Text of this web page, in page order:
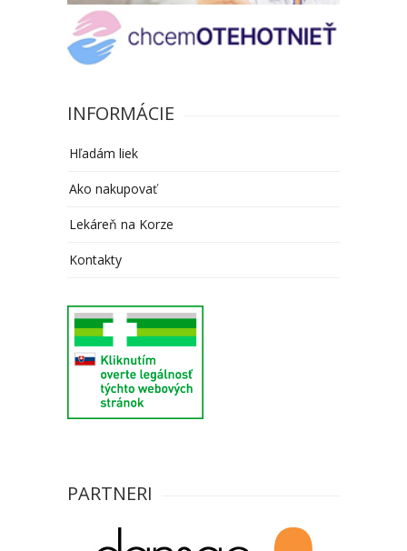
INFORMÁCIE
Hľadám liek
Ako nakupovať
Lekáreň na Korze
Kontakty
PARTNERI